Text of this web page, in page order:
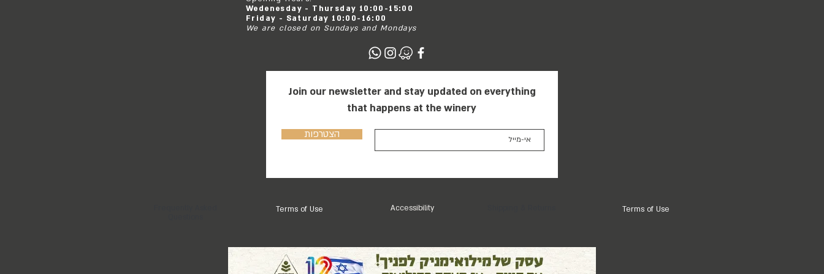
Wedenesday - Thursday 10:00-15:00
Friday - Saturday 10:00-16:00
We are closed on Sundays and Mondays
Join our newsletter and stay updated on everything
that happens at the winery
הצטרפות
Terms of Use Accessibility Terms of Use